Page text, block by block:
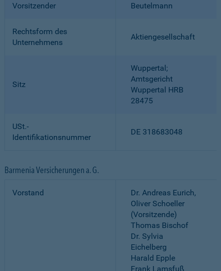
Vorsitzender
Beutelmann
Rechtsform des
Unternehmens
Aktiengesellschaft
Sitz
Wuppertal;
Amtsgericht
Wuppertal HRB
28475
USt.-
Identifikationsnummer
DE 318683048
Barmenia Versicherungen a. G.
Vorstand
Dr. Andreas Eurich,
Oliver Schoeller
(Vorsitzende)
Thomas Bischof
Dr. Sylvia
Eichelberg
Harald Epple
Frank Lamsfuß